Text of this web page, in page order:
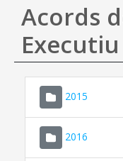
Acords
Executiu
2015
2016